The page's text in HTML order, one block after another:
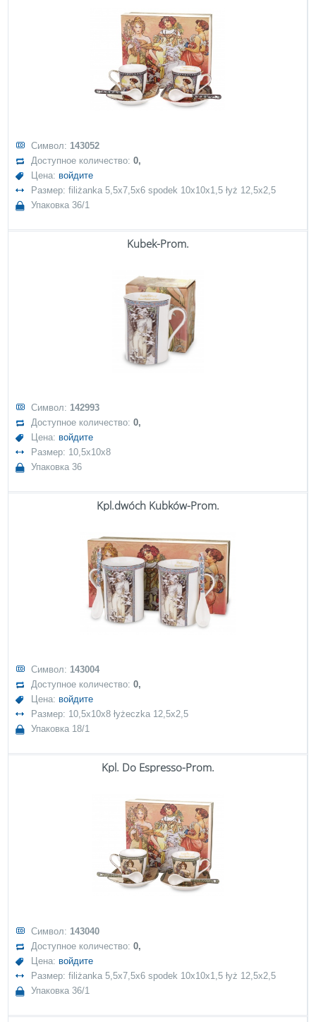
Символ: 143052
Доступное количество:0,
Цена: войдите
Размер: filiżanka 5,5x7,5x6 spodek 10x10x1,5 łyż 12,5x2,5
Упаковка 36/1
Kubek-Prom.
Символ: 142993
Доступное количество:0,
Цена: войдите
Размер: 10,5x10x8
Упаковка 36
Kpl.dwóch Kubków-Prom.
Символ: 143004
Доступное количество:0,
Цена: войдите
Размер: 10,5x10x8 łyżeczka 12,5x2,5
Упаковка 18/1
Kpl. Do Espresso-Prom.
Символ: 143040
Доступное количество:0,
Цена: войдите
Размер: filiżanka 5,5x7,5x6 spodek 10x10x1,5 łyż 12,5x2,5
Упаковка 36/1